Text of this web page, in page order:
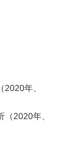
年、
2020年、